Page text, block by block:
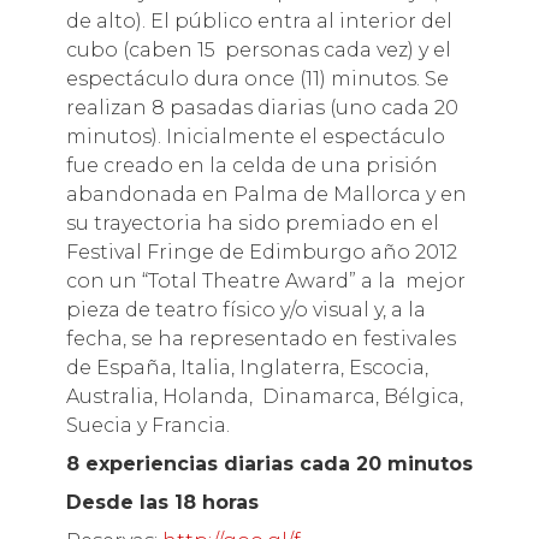
de alto). El público entra al interior del
cubo (caben 15 personas cada vez) y el
espectáculo dura once (11) minutos. Se
realizan 8 pasadas diarias (uno cada 20
minutos). Inicialmente el espectáculo
fue creado en la celda de una prisión
abandonada en Palma de Mallorca y en
su trayectoria ha sido premiado en el
Festival Fringe de Edimburgo año 2012
con un “Total Theatre Award” a la mejor
pieza de teatro físico y/o visual y, a la
fecha, se ha representado en festivales
de España, Italia, Inglaterra, Escocia,
Australia, Holanda, Dinamarca, Bélgica,
Suecia y Francia.
8 experiencias diarias cada 20 minutos
Desde las 18 horas